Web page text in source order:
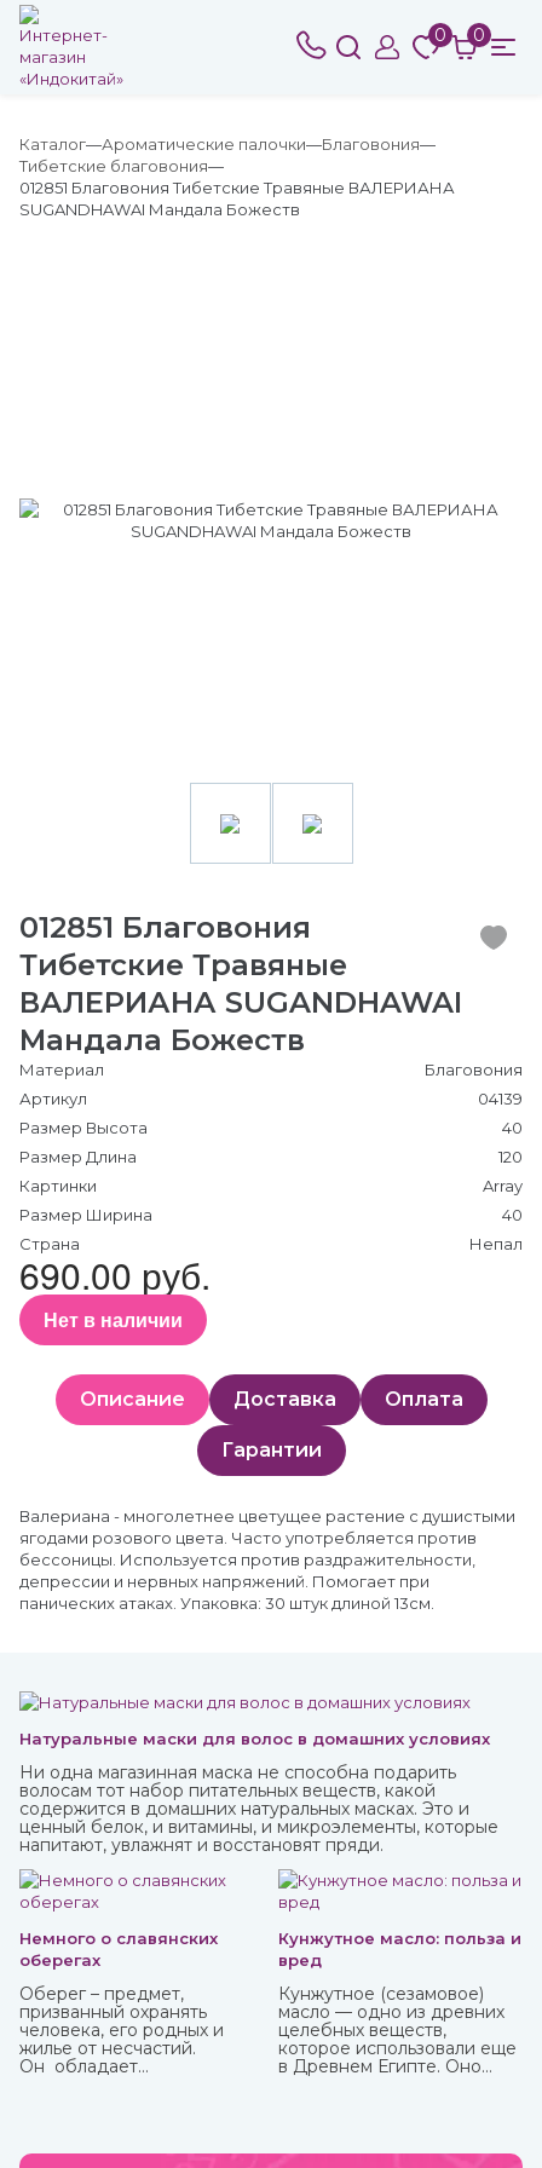
0 0
Каталог Ароматические палочки
Благовония
Тибетские благовония
012851 Благовония Тибетские Травяные ВАЛЕРИАНА
SUGANDHAWAI Мандала Божеств
012851 Благовония
Тибетские Травяные
ВАЛЕРИАНА SUGANDHAWAI
Мандала Божеств
Материал
Благовония
Артикул
04139
Размер Высота
40
Размер Длина
120
Картинки
Array
Размер Ширина
40
Страна
Непал
690.00 руб.
Нет в наличии
Описание Доставка Оплата
Гарантии
Валериана - многолетнее цветущее растение с душистыми
ягодами розового цвета. Часто употребляется против
бессоницы. Используется против раздражительности,
депрессии и нервных напряжений. Помогает при
панических атаках. Упаковка: 30 штук длиной 13см.
Натуральные маски для волос в домашних условиях
Ни одна магазинная маска не способна подарить
волосам тот набор питательных веществ, какой
содержится в домашних натуральных масках. Это и
ценный белок, и витамины, и микроэлементы, которые
напитают, увлажнят и восстановят пряди.
Немного о славянских
оберегах
Оберег – предмет,
призванный охранять
человека, его родных и
жилье от несчастий.
Он обладает
действие. Даже
Кунжутное масло: польза и
вред
Кунжутное (сезамовое)
масло — одно из древних
целебных веществ,
которое использовали еще
в Древнем Египте. Оно
долго, до 9 лет, может